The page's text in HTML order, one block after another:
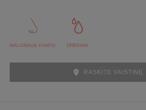
MALONAUS KVAPO DRĖKINA
RASKITE VAISTINĘ